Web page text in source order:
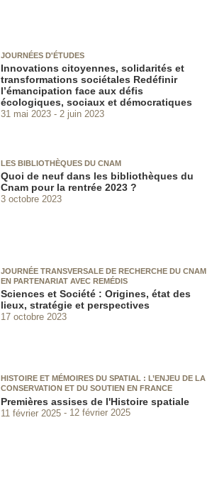
JOURNÉES D'ÉTUDES
Innovations citoyennes, solidarités et
transformations sociétales Redéfinir
l’émancipation face aux défis
écologiques, sociaux et démocratiques
31 mai 2023 2 juin 2023
LES BIBLIOTHÈQUES DU CNAM
Quoi de neuf dans les bibliothèques du
Cnam pour la rentrée 2023 ?
3 octobre 2023
JOURNÉE TRANSVERSALE DE RECHERCHE DU CNAM
EN PARTENARIAT AVEC REMÉDIS
Sciences et Société : Origines, état des
lieux, stratégie et perspectives
17 octobre 2023
HISTOIRE ET MÉMOIRES DU SPATIAL : L’ENJEU DE LA
CONSERVATION ET DU SOUTIEN EN FRANCE
Premières assises de l'Histoire spatiale
11 février 2025 12 février 2025